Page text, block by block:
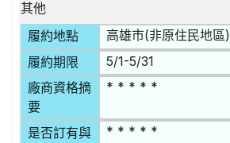
其他
履約地點
高雄市(非原住民地區)
履約期限 5/1-5/31
廠商資格摘
要
* * * * *
是否訂有與
* * * * *